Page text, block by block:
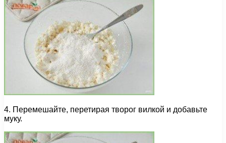
4. Перемешайте, перетирая творог вилкой и добавьте
муку.